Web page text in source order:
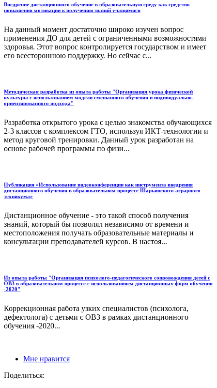
Внедрение дистанционного обучение в образовательную среду как средство
повышения мотивации к получению знаний учащимися
На данный момент достаточно широко изучен вопрос
применения ДО для детей с ограниченными возможностями
здоровья. Этот вопрос контролируется государством и имеет
его всестороннюю поддержку. Но сейчас с...
Методическая разработка из опыта работы "Организация урока физической
культуры с использованием модели смешанного обучения и индивидуально-
ориентированного подхода"
Разработка открытого урока с целью знакомства обучающихся
2-3 классов с комплексом ГТО, используя ИКТ-технологии и
метод круговой тренировки. Данный урок разработан на
основе рабочей программы по физи...
Публикация «Использование видеоконференции как инструмента внедрения
дистанционного обучения в образовательном процессе Шарьинского аграрного
техникума»
Дистанционное обучение - это такой способ получения
знаний, который бы позволял независимо от времени и
местоположения получать образовательные материалы и
консультации преподавателей курсов. В настоя...
Из опыта работы "Организация психолого-педагогического сопровождения детей с
ОВЗ в образовательном процессе с использованияем дистанционных форм обучения
-2020"
Коррекционная работа узких специалистов (психолога,
дефектолога) с детьми с ОВЗ в рамках дистанционного
обучения -2020...
Мне нравится
Поделиться: